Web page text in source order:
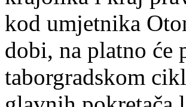
kod umjetnika
dobi, na platno
taborgradskom